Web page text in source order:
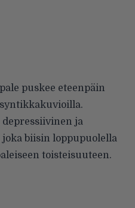
puskee eteenpäin
depressiivinen ja
biisin loppupuolella
toisteisuuteen.